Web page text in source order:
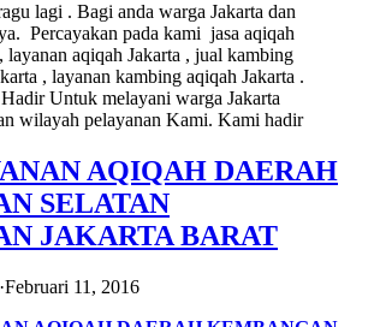
lagi . Bagi anda warga Jakarta dan
Percayakan pada kami jasa aqiqah
layanan aqiqah Jakarta , jual kambing
, layanan kambing aqiqah Jakarta .
Untuk melayani warga Jakarta
wilayah pelayanan Kami. Kami hadir
AQIQAH DAERAH
SELATAN
JAKARTA BARAT
·Februari 11, 2016